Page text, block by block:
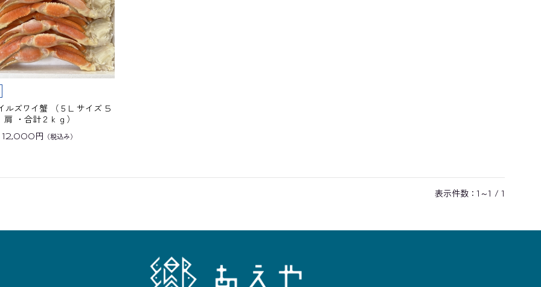
ルズワイ蟹 （５L サイズ 5
肩 ・合計２ｋｇ）
12,000円
（税込み）
表示件数：1～1 / 1